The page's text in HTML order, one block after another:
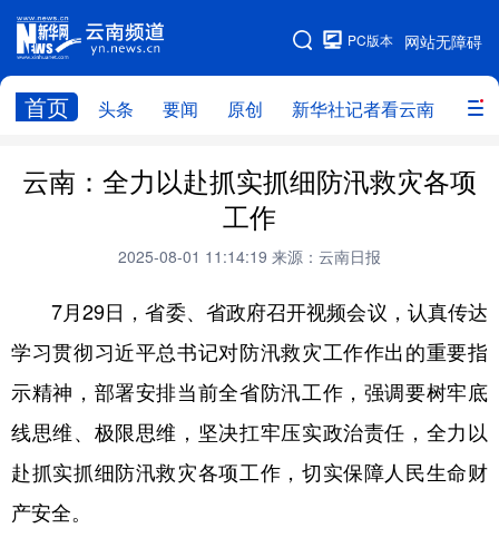
网站无障碍
PC版本
首页 头条 要闻 原创 新华社记者看云南 政务
网站地图
云南要闻 本网原创
政务
云南省领导报道集
教育
州市
社会
图片
经济 服务 云南故事
云南青年说 趣看文物
云南：全力以赴抓实抓细防汛救灾各项
工作
2025-08-01 11:14:19 来源：云南日报
7月29日，省委、省政府召开视频会议，认真传达
学习贯彻习近平总书记对防汛救灾工作作出的重要指
示精神，部署安排当前全省防汛工作，强调要树牢底
线思维、极限思维，坚决扛牢压实政治责任，全力以
赴抓实抓细防汛救灾各项工作，切实保障人民生命财
产安全。